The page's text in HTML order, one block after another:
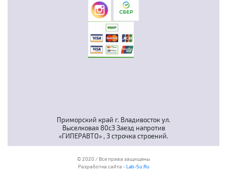
Приморский край г. Владивосток ул.
Выселковая 80с3 Заезд напротив
«ГИПЕРАВТО» , 3 строчка строений.
© 2020 / Все права защищены
Разработка сайта -Lab-Su.Ru